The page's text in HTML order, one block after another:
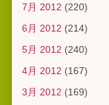
7月 2012 (220)
6月 2012 (214)
5月 2012 (240)
4月 2012 (167)
3月 2012 (169)